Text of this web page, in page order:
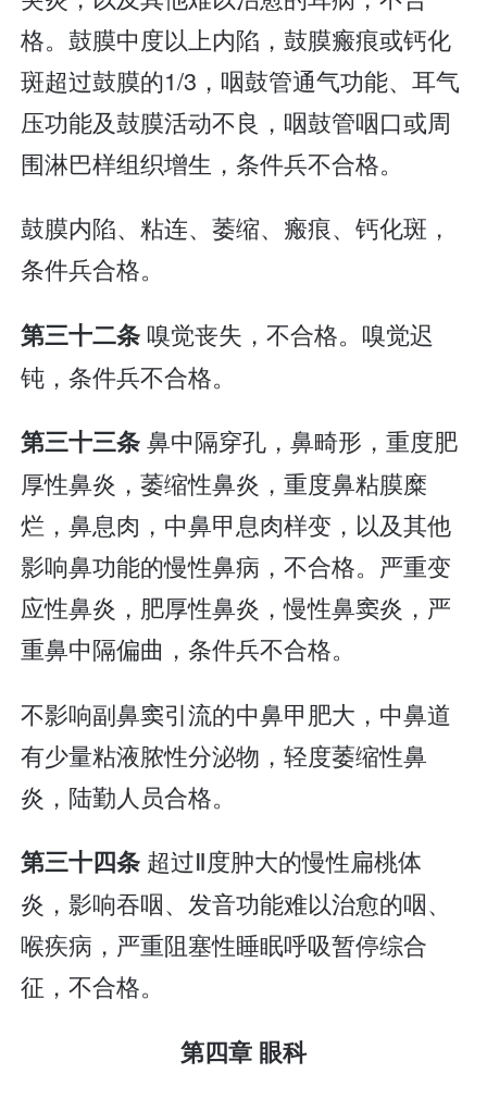
格。鼓膜中度以上内陷，鼓膜瘢痕或钙化
斑超过鼓膜的1/3，咽鼓管通气功能、耳气
压功能及鼓膜活动不良，咽鼓管咽口或周
围淋巴样组织增生，条件兵不合格。
鼓膜内陷、粘连、萎缩、瘢痕、钙化斑，
条件兵合格。
第三十二条 嗅觉丧失，不合格。嗅觉迟
钝，条件兵不合格。
第三十三条鼻中隔穿孔，鼻畸形，重度肥
厚性鼻炎，萎缩性鼻炎，重度鼻粘膜糜
烂，鼻息肉，中鼻甲息肉样变，以及其他
影响鼻功能的慢性鼻病，不合格。严重变
应性鼻炎，肥厚性鼻炎，慢性鼻窦炎，严
重鼻中隔偏曲，条件兵不合格。
不影响副鼻窦引流的中鼻甲肥大，中鼻道
有少量粘液脓性分泌物，轻度萎缩性鼻
炎，陆勤人员合格。
第三十四条 超过Ⅱ度肿大的慢性扁桃体
炎，影响吞咽、发音功能难以治愈的咽、
喉疾病，严重阻塞性睡眠呼吸暂停综合
征，不合格。
第四章 眼科